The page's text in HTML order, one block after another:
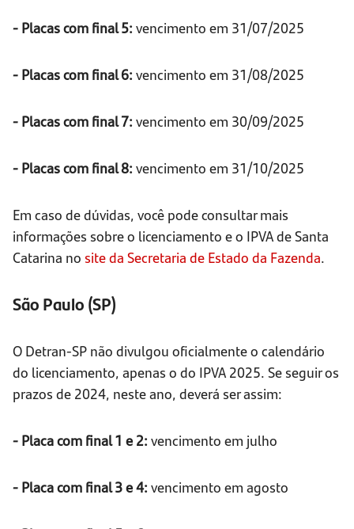
- Placas com final 5: vencimento em 31/07/2025
- Placas com final 6: vencimento em 31/08/2025
- Placas com final 7: vencimento em 30/09/2025
- Placas com final 8: vencimento em 31/10/2025
Em caso de dúvidas, você pode consultar mais
informações sobre o licenciamento e o IPVA de Santa
Catarina no site da Secretaria de Estado da Fazenda.
São Paulo (SP)
O Detran-SP não divulgou oficialmente o calendário
do licenciamento, apenas o do IPVA 2025. Se seguir os
prazos de 2024, neste ano, deverá ser assim:
- Placa com final 1 e 2: vencimento em julho
- Placa com final 3 e 4: vencimento em agosto